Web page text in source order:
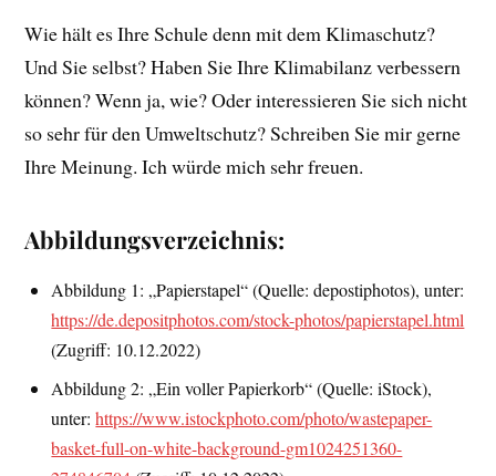
Wie hält es Ihre Schule denn mit dem Klimaschutz?
Und Sie selbst? Haben Sie Ihre Klimabilanz verbessern
können? Wenn ja, wie? Oder interessieren Sie sich nicht
so sehr für den Umweltschutz? Schreiben Sie mir gerne
Ihre Meinung. Ich würde mich sehr freuen.
Abbildungsverzeichnis:
Abbildung 1: „Papierstapel“ (Quelle: depostiphotos), unter:
https://de.depositphotos.com/stock-photos/papierstapel.html
(Zugriff: 10.12.2022)
Abbildung 2: „Ein voller Papierkorb“ (Quelle: iStock),
unter:https://www.istockphoto.com/photo/wastepaper-
basket-full-on-white-background-gm1024251360-